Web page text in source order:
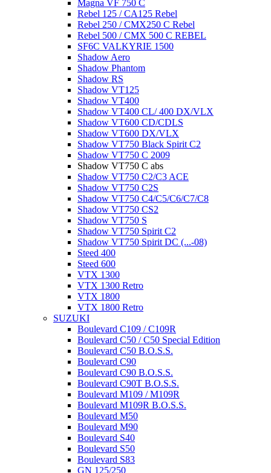
Magna VF 750 C
Rebel 125 / CA125 Rebel
Rebel 250 / CMX250 C Rebel
Rebel 500 / CMX 500 C REBEL
SF6C VALKYRIE 1500
Shadow Aero
Shadow Phantom
Shadow RS
Shadow VT125
Shadow VT400
Shadow VT400 CL/ 400 DX/VLX
Shadow VT600 CD/CDLS
Shadow VT600 DX/VLX
Shadow VT750 Black Spirit C2
Shadow VT750 C 2009
Shadow VT750 C abs
Shadow VT750 C2/C3 ACE
Shadow VT750 C2S
Shadow VT750 C4/C5/C6/C7/C8
Shadow VT750 CS2
Shadow VT750 S
Shadow VT750 Spirit C2
Shadow VT750 Spirit DC (...-08)
Steed 400
Steed 600
VTX 1300
VTX 1300 Retro
VTX 1800
VTX 1800 Retro
SUZUKI
Boulevard C109 / C109R
Boulevard C50 / C50 Special Edition
Boulevard C50 B.O.S.S.
Boulevard C90
Boulevard C90 B.O.S.S.
Boulevard C90T B.O.S.S.
Boulevard M109 / M109R
Boulevard M109R B.O.S.S.
Boulevard M50
Boulevard M90
Boulevard S40
Boulevard S50
Boulevard S83
GN 125/250